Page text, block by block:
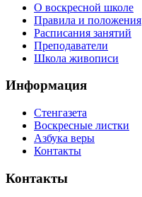
О воскресной школе
Правила и положения
Расписания занятий
Преподаватели
Школа живописи
Информация
Стенгазета
Воскресные листки
Азбука веры
Контакты
Контакты